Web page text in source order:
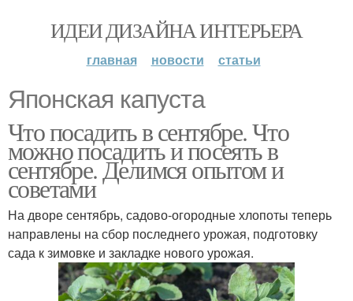
ИДЕИ ДИЗАЙНА ИНТЕРЬЕРА
главная новости статьи
Японская капуста
Что посадить в сентябре. Что
можно посадить и посеять в
сентябре. Делимся опытом и
советами
На дворе сентябрь, садово-огородные хлопоты теперь
направлены на сбор последнего урожая, подготовку
сада к зимовке и закладке нового урожая.